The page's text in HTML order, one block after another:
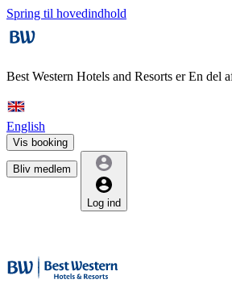
Spring til hovedindhold
Best Western Hotels and Resorts erEn del
English
Vis booking
Bliv medlem
Log ind